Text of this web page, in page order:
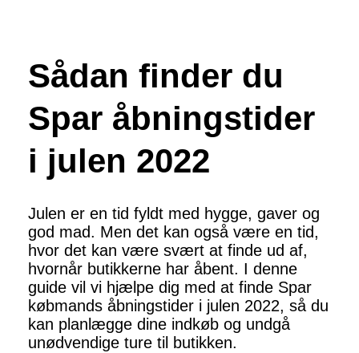
Sådan finder du
Spar åbningstider
i julen 2022
Julen er en tid fyldt med hygge, gaver og
god mad. Men det kan også være en tid,
hvor det kan være svært at finde ud af,
hvornår butikkerne har åbent. I denne
guide vil vi hjælpe dig med at finde Spar
købmands åbningstider i julen 2022, så du
kan planlægge dine indkøb og undgå
unødvendige ture til butikken.